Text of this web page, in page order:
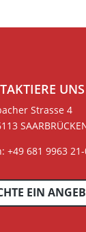
UNS
Strasse 4
+49 681 9963
EIN